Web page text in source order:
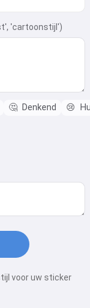
'cartoonstijl')
🤔 Denkend 😢
voor uw sticker